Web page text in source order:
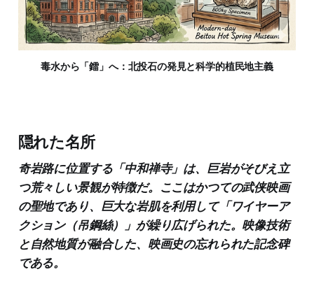
毒水から「鐳」へ：北投石の発見と科学的植民地主義
隠れた名所
奇岩路に位置する「中和禅寺」は、巨岩がそびえ立
つ荒々しい景観が特徴だ。ここはかつての武侠映画
の聖地であり、巨大な岩肌を利用して「ワイヤーア
クション（吊鋼絲）」が繰り広げられた。映像技術
と自然地質が融合した、映画史の忘れられた記念碑
である。